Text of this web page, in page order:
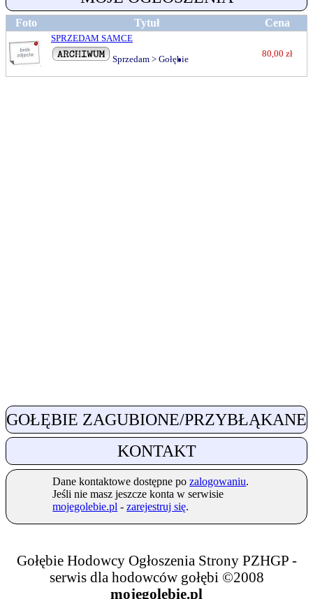
Foto Tytuł Cena
SPRZEDAM SAMCE
Sprzedam > Gołębie
80,00 zł
GOŁĘBIE ZAGUBIONE/PRZYBŁĄKANE
KONTAKT
Dane kontaktowe dostępne pozalogowaniu.
Jeśli nie masz jeszcze konta w serwisie
mojegolebie.pl -zarejestruj się.
Gołębie Hodowcy Ogłoszenia Strony PZHGP -
serwis dla hodowców gołębi ©2008
mojegolebie.pl